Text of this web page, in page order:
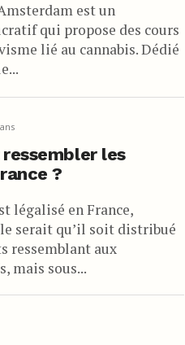
est un
qui propose des cours
lié au cannabis. Dédié
les
?
légalisé en France,
serait qu’il soit distribué
ressemblant aux
mais sous...